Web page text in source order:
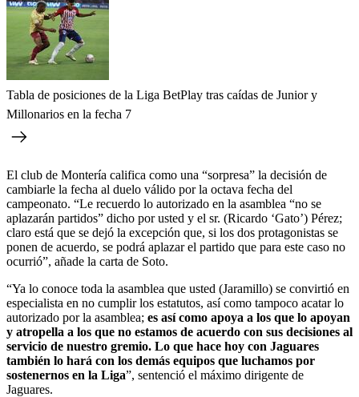
Tabla de posiciones de la Liga BetPlay tras caídas de Junior y
Millonarios en la fecha 7
El club de Montería califica como una “sorpresa” la decisión de
cambiarle la fecha al duelo válido por la octava fecha del
campeonato. “Le recuerdo lo autorizado en la asamblea “no se
aplazarán partidos” dicho por usted y el sr. (Ricardo ‘Gato’) Pérez;
claro está que se dejó la excepción que, si los dos protagonistas se
ponen de acuerdo, se podrá aplazar el partido que para este caso no
ocurrió”, añade la carta de Soto.
“Ya lo conoce toda la asamblea que usted (Jaramillo) se convirtió en
especialista en no cumplir los estatutos, así como tampoco acatar lo
autorizado por la asamblea; es así como apoya a los que lo apoyan
y atropella a los que no estamos de acuerdo con sus decisiones al
servicio de nuestro gremio. Lo que hace hoy con Jaguares
también lo hará con los demás equipos que luchamos por
sostenernos en la Liga”, sentenció el máximo dirigente de
Jaguares.